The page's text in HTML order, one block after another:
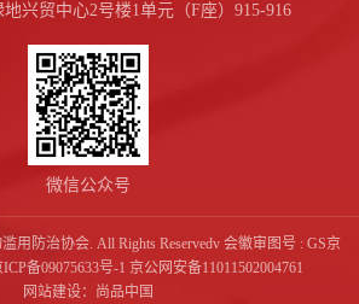
兴贸中心2号楼1单元（F座）915-916
微信公众号
用防治协会. All Rights Reservedv 会徽审图号 : GS京
ICP备09075633号-1 京公网安备11011502004761
网站建设： 尚品中国